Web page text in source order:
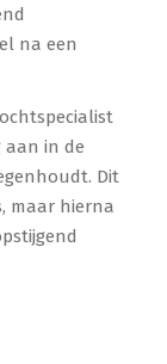
na een
aan in de
Dit
maar hierna